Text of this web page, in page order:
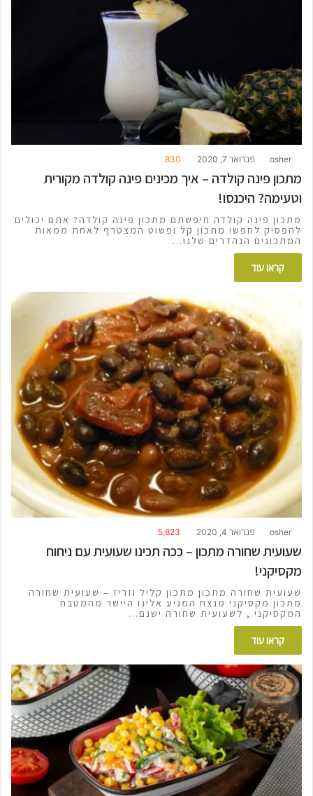
osher פברואר 7, 2020 830
מתכון פינה קולדה – איך מכינים פינה קולדה מקורית
וטעימה? היכנסו!
מתכון פינה קולדה חיפשתם מתכון פינה קולדה? אתם יכולים
להפסיק לחפש! מתכון קל ופשוט המצטרף לאחת ממאות
המתכונים הנהדרים שלנו…
קראו עוד
osher פברואר 4, 2020 5,823
שעועית שחורה מתכון – ככה תכינו שעועית עם ניחוח
מקסיקני!
שעועית שחורה מתכון מתכון קליל וזריז – שעועית שחורה
מתכון מקסיקני מנצח המגיע אלינו היישר מהמטבח
המקסיקני , לשעועית שחורה ישנם…
קראו עוד